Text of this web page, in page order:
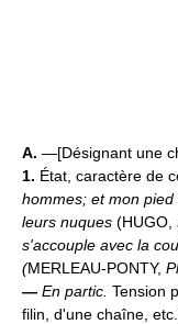
A. —[Désignant une
1. État, caractère de
hommes; et mon
leurs nuques (HUGO,
s'accouple avec la
(MERLEAU-PONTY,
— En partic. Tension
filin, d'une chaîne,